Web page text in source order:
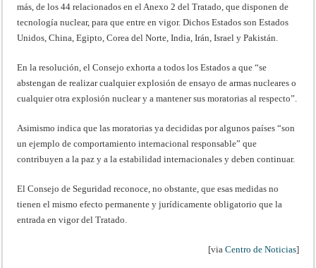
más, de los 44 relacionados en el Anexo 2 del Tratado, que disponen de
tecnología nuclear, para que entre en vigor. Dichos Estados son Estados
Unidos, China, Egipto, Corea del Norte, India, Irán, Israel y Pakistán.
En la resolución, el Consejo exhorta a todos los Estados a que “se
abstengan de realizar cualquier explosión de ensayo de armas nucleares o
cualquier otra explosión nuclear y a mantener sus moratorias al respecto”.
Asimismo indica que las moratorias ya decididas por algunos países “son
un ejemplo de comportamiento internacional responsable” que
contribuyen a la paz y a la estabilidad internacionales y deben continuar.
El Consejo de Seguridad reconoce, no obstante, que esas medidas no
tienen el mismo efecto permanente y jurídicamente obligatorio que la
entrada en vigor del Tratado.
[via Centro de Noticias]